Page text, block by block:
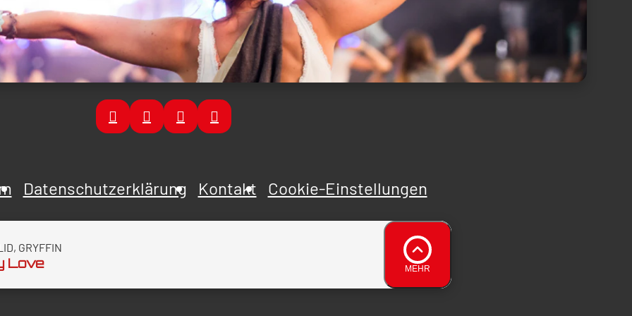
Datenschutzerklärung Kontakt Cookie-Einstellungen
GRYFFIN
Love